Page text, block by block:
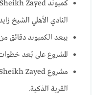
النادي الأهلي الشيخ
يبعد الكمبوند دقائق
المشروع على بُعد
القرية الذكية.